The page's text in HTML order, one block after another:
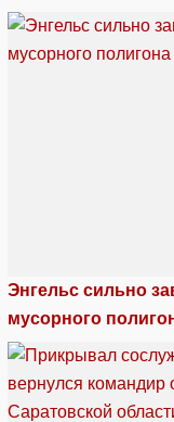
Энгельс сильно
мусорного